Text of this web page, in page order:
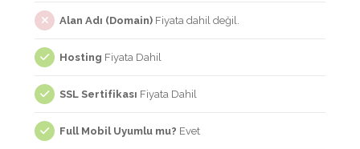
Alan Adı (Domain) Fiyata dahil değil.
Hosting Fiyata Dahil
SSL Sertifikası Fiyata Dahil
Full Mobil Uyumlu mu? Evet